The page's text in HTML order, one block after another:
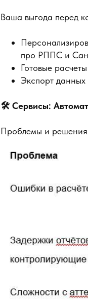
Ваша выгода перед
про РППС и
Готовые
Экспорт данных
🛠️ Сервисы:
Проблемы и